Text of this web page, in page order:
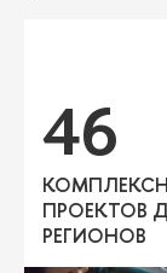
46
ПРОЕКТОВ
РЕГИОНО